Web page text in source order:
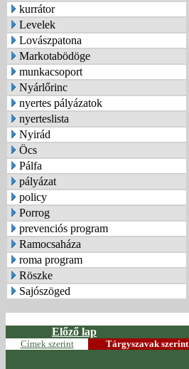
kurrátor
Levelek
Lovászpatona
Markotabödöge
munkacsoport
Nyárlőrinc
nyertes pályázatok
nyerteslista
Nyirád
Öcs
Pálfa
pályázat
policy
Porrog
prevenciós program
Ramocsaháza
roma program
Röszke
Sajószöged
Előző lap
Címek szerint Tárgyszavak szerint